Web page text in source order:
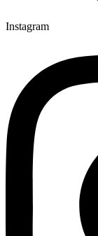
Instagram